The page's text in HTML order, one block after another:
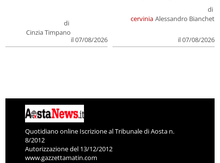
di
Cinzia Timpano
il 07/08/2026
cervinia
di
Alessandro Bianchet
il 07/08/2026
Quotidiano online Iscrizione al Tribunale di Aosta n.
8/2012
Autorizzazione del 13/12/2012
www.gazzettamatin.com